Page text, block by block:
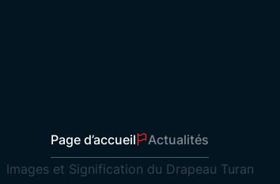
Drapeaux de Voile
Rollup
Drapeaux à Bâton
Page d’accueil
Actualités
Images et Signification du Drapeau Turan